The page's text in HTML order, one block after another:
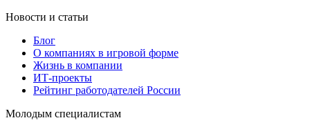
Новости и статьи
Блог
О компаниях в игровой форме
Жизнь в компании
ИТ-проекты
Рейтинг работодателей России
Молодым специалистам